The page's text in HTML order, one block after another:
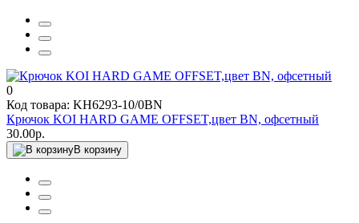
0
Код товара: KH6293-10/0BN
Крючок KOI HARD GAME OFFSET,цвет BN, офсетный
30.00р.
В корзину